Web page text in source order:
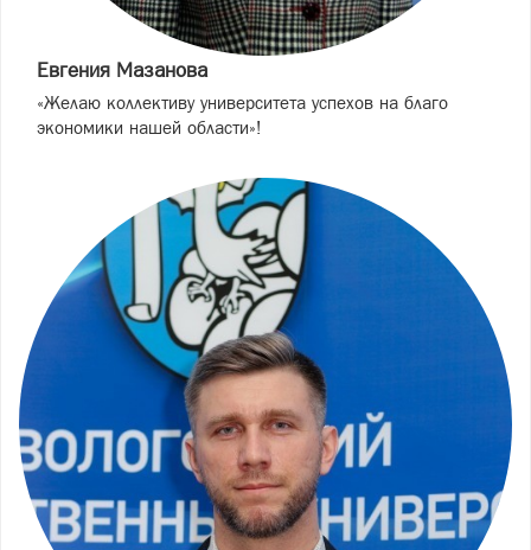
Евгения Мазанова
«Желаю коллективу университета успехов на благо
экономики нашей области»!